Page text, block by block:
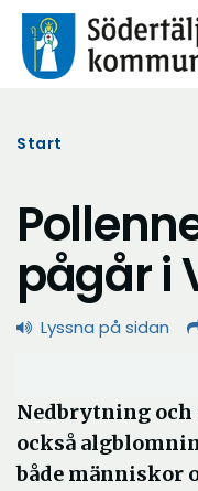
Start
pågår i
Lyssna på sidan
Nedbrytning
också
både människor